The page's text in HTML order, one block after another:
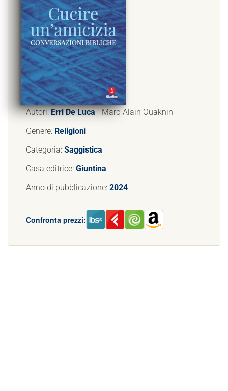
Autori:Erri De Luca- Marc-Alain Ouaknin
Genere: Religioni
Categoria: Saggistica
Casa editrice: Giuntina
Anno di pubblicazione: 2024
Confronta prezzi: